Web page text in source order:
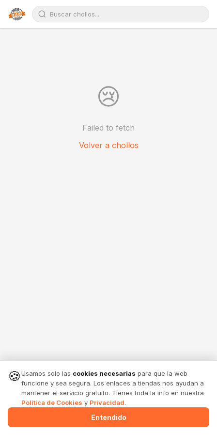
😢
Failed to fetch
Volver a chollos
Menu Alertas Comparte Entrar
🍪Usamos solo las cookies necesarias para que la web
funcione y sea segura. Los enlaces a tiendas nos ayudan a
mantener el servicio gratuito. Tienes toda la info en nuestra
Política de Cookies y Privacidad.
Entendido